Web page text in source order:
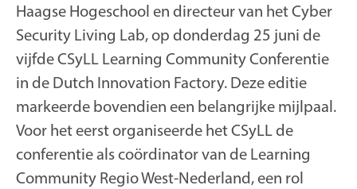
Haagse Hogeschool en directeur van het Cyber
Security Living Lab, op donderdag 25 juni de
vijfde CSyLL Learning Community Conferentie
in de Dutch Innovation Factory. Deze editie
markeerde bovendien een belangrijke mijlpaal.
Voor het eerst organiseerde het CSyLL de
conferentie als coördinator van de Learning
Community Regio West-Nederland, een rol